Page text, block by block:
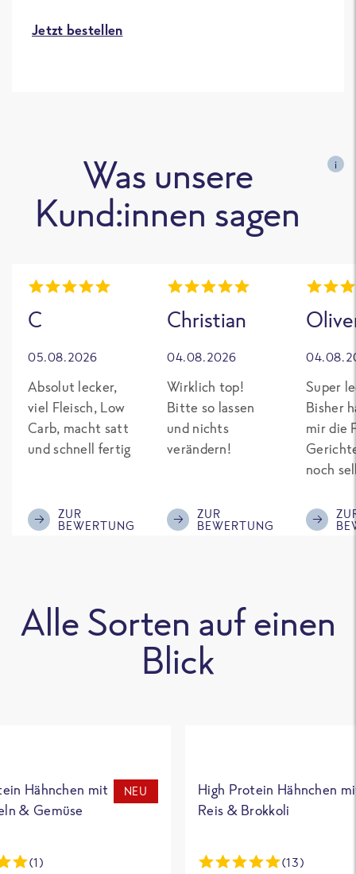
Jetzt bestellen
Was unsere
Kund:innen sagen
i
C
05.08.2026
Absolut lecker,
viel Fleisch, Low
Carb, macht satt
und schnell fertig
ZUR
BEWERTUNG
Christian
04.08.2026
Wirklich top!
Bitte so lassen
und nichts
verändern!
ZUR
BEWERTUNG
Super
Bisher
mir die
noch
Eiweiß.
was
Alle Sorten auf einen
Blick
Hähnchen mit
& Gemüse
NEU
(1)
High Protein Hähnchen
Reis & Brokkoli
(13)